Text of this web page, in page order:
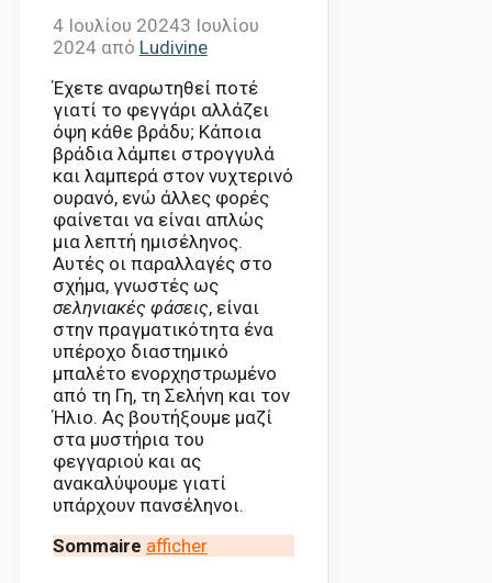
4 Ιουλίου 20243 Ιουλίου
2024 από Ludivine
Έχετε αναρωτηθεί ποτέ
γιατί το φεγγάρι αλλάζει
όψη κάθε βράδυ; Κάποια
βράδια λάμπει στρογγυλά
και λαμπερά στον νυχτερινό
ουρανό, ενώ άλλες φορές
φαίνεται να είναι απλώς
μια λεπτή ημισέληνος.
Αυτές οι παραλλαγές στο
σχήμα, γνωστές ως
σεληνιακές φάσεις, είναι
στην πραγματικότητα ένα
υπέροχο διαστημικό
μπαλέτο ενορχηστρωμένο
από τη Γη, τη Σελήνη και τον
Ήλιο. Ας βουτήξουμε μαζί
στα μυστήρια του
φεγγαριού και ας
ανακαλύψουμε γιατί
υπάρχουν πανσέληνοι.
Sommaire afficher